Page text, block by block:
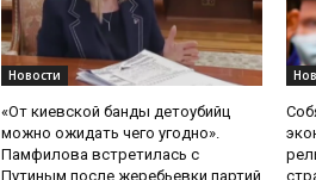
Новости
«От киевской банды детоубийц
можно ожидать чего угодно».
Памфилова встретилась с
Путиным после жеребьевки партий